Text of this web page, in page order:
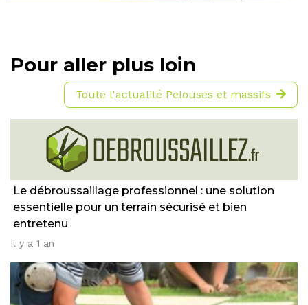
Pour aller plus loin
Toute l'actualité Pelouses et massifs
Le débroussaillage professionnel : une solution
essentielle pour un terrain sécurisé et bien
entretenu
Il y a 1 an